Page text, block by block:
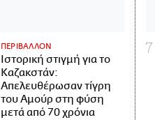
ΠΕΡΙΒΑΛΛΟΝ
Ιστορική στιγμή για το
Καζακστάν:
Απελευθέρωσαν τίγρη
του Αμούρ στη φύση
μετά από 70 χρόνια